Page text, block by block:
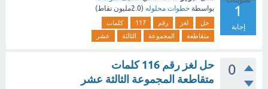
1
إجابة
بواسطة خطوات محلوله (2.0مليون نقاط)
حل لغز رقم 117
كلمات
متقاطعة
المجموعة الثالثة عشر
0
حل لغز رقم 116 كلمات
متقاطعة المجموعة الثالثة عشر